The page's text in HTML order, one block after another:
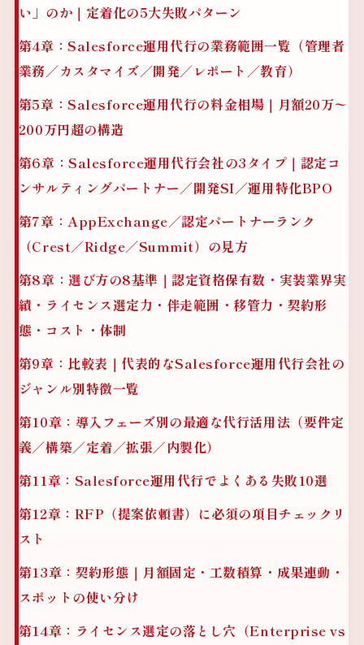
い」のか｜定着化の5大失敗パターン
第4章：Salesforce運用代行の業務範囲一覧（管理者
業務／カスタマイズ／開発／レポート／教育）
第5章：Salesforce運用代行の料金相場｜月額20万〜
200万円超の構造
第6章：Salesforce運用代行会社の3タイプ｜認定コ
ンサルティングパートナー／開発SI／運用特化BPO
第7章：AppExchange／認定パートナーランク
（Crest／Ridge／Summit）の見方
第8章：選び方の8基準｜認定資格保有数・実装業界実
績・ライセンス選定力・伴走範囲・移管力・契約形
態・コスト・体制
第9章：比較表｜代表的なSalesforce運用代行会社の
ジャンル別特徴一覧
第10章：導入フェーズ別の最適な代行活用法（要件定
義／構築／定着／拡張／内製化）
第11章：Salesforce運用代行でよくある失敗10選
第12章：RFP（提案依頼書）に必須の項目チェックリ
スト
第13章：契約形態｜月額固定・工数積算・成果連動・
スポットの使い分け
第14章：ライセンス選定の落とし穴（Enterprise vs